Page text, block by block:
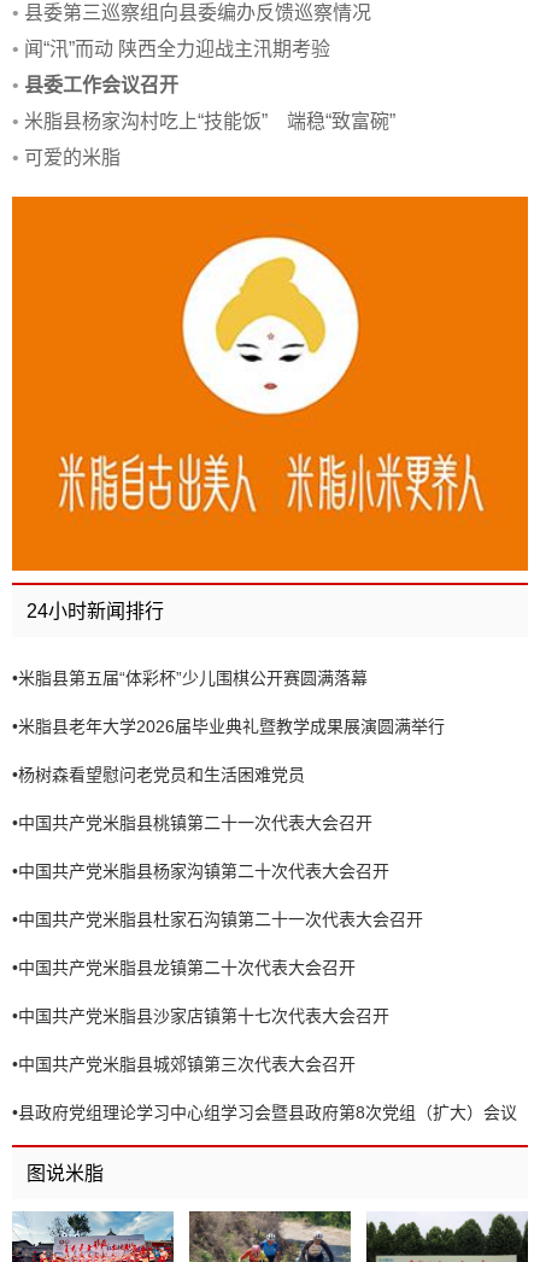
• 县委第三巡察组向县委编办反馈巡察情况
• 闻“汛”而动 陕西全力迎战主汛期考验
• 县委工作会议召开
• 米脂县杨家沟村吃上“技能饭” 端稳“致富碗”
• 可爱的米脂
24小时新闻排行
•米脂县第五届“体彩杯”少儿围棋公开赛圆满落幕
•米脂县老年大学2026届毕业典礼暨教学成果展演圆满举行
•杨树森看望慰问老党员和生活困难党员
•中国共产党米脂县桃镇第二十一次代表大会召开
•中国共产党米脂县杨家沟镇第二十次代表大会召开
•中国共产党米脂县杜家石沟镇第二十一次代表大会召开
•中国共产党米脂县龙镇第二十次代表大会召开
•中国共产党米脂县沙家店镇第十七次代表大会召开
•中国共产党米脂县城郊镇第三次代表大会召开
•县政府党组理论学习中心组学习会暨县政府第8次党组（扩大）会议
召开
图说米脂